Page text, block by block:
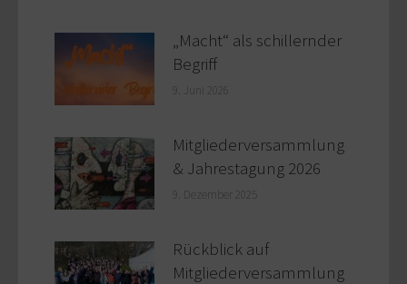
„Macht“ als schillernder
Begriff
9. Juni 2026
Mitgliederversammlung
& Jahrestagung 2026
9. Dezember 2025
Rückblick auf
Mitgliederversammlung